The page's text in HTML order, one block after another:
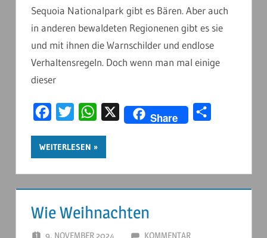
Sequoia Nationalpark gibt es Bären. Aber auch
in anderen bewaldeten Regionenen gibt es sie
und mit ihnen die Warnschilder und endlose
Verhaltensregeln. Doch wenn man mal einige
dieser
FacebookTwitter WhatsApp
X Share
WEITERLESEN
Wie Weihnachten
9. NOVEMBER 2024 ANDERSTOUREN
KOMMENTAR